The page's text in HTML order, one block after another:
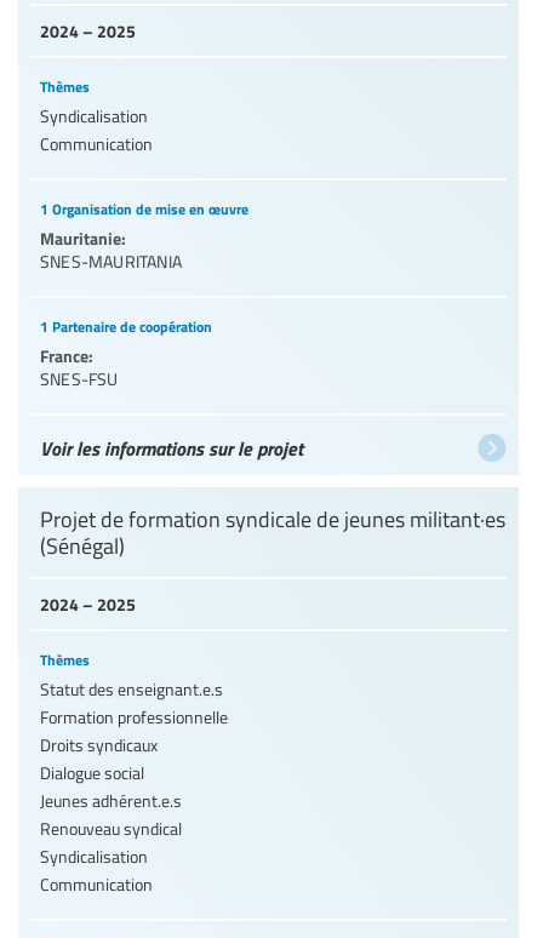
2024 – 2025
Thèmes
Syndicalisation
Communication
1 Organisation de mise en œuvre
Mauritanie:
SNES-MAURITANIA
1 Partenaire de coopération
France:
SNES-FSU
Voir les informations sur le projet
2024 – 2025
Projet de formation syndicale de jeunes militant·es
(Sénégal)
Thèmes
Statut des enseignant.e.s
Formation professionnelle
Droits syndicaux
Dialogue social
Jeunes adhérent.e.s
Renouveau syndical
Syndicalisation
Communication